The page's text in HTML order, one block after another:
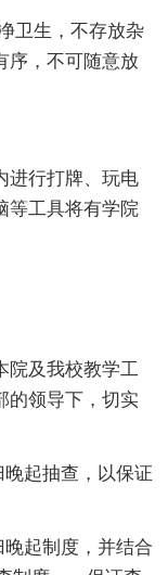
卫生，不存放杂
序，不可随意放
进行打牌、玩电
等工具将有学院
院及我校教学工
的领导下，切实
起抽查，以保证
起制度，并结合